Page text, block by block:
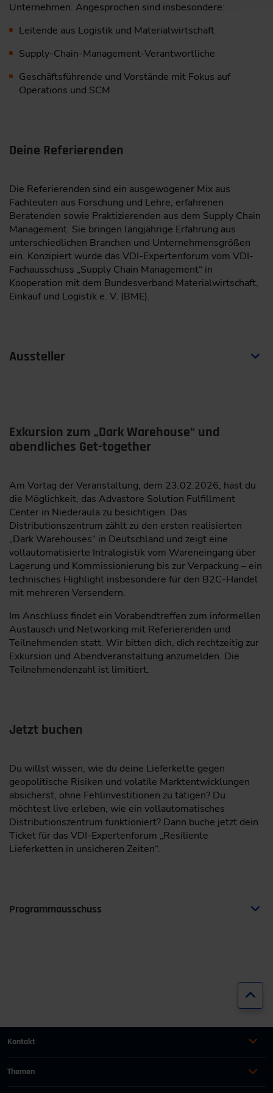
Unternehmen. Angesprochen sind insbesondere:
Leitende aus Logistik und Materialwirtschaft
Supply-Chain-Management-Verantwortliche
Geschäftsführende und Vorstände mit Fokus auf
Operations und SCM
Deine Referierenden
Die Referierenden sind ein ausgewogener Mix aus
Fachleuten aus Forschung und Lehre, erfahrenen
Beratenden sowie Praktizierenden aus dem Supply Chain
Management. Sie bringen langjährige Erfahrung aus
unterschiedlichen Branchen und Unternehmensgrößen
ein. Konzipiert wurde das VDI-Expertenforum vom VDI-
Fachausschuss „Supply Chain Management“ in
Kooperation mit dem Bundesverband Materialwirtschaft,
Einkauf und Logistik e. V. (BME).
Aussteller
Firmeneintrag im Ausstellerverzeichnis (print und online)
kann noch gebucht werden. Reserviere dir eine der
während der Veranstaltung.
Aussteller oder Sponsor werden!
Informationen anfordern
Exkursion zum „Dark Warehouse“ und
abendliches Get-together
Am Vortag der Veranstaltung, dem 23.02.2026, hast du
die Möglichkeit, das Advastore Solution Fulfillment
Center in Niederaula zu besichtigen. Das
Distributionszentrum zählt zu den ersten realisierten
„Dark Warehouses“ in Deutschland und zeigt eine
vollautomatisierte Intralogistik vom Wareneingang über
Lagerung und Kommissionierung bis zur Verpackung – ein
technisches Highlight insbesondere für den B2C-Handel
mit mehreren Versendern.
Im Anschluss findet ein Vorabendtreffen zum informellen
Austausch und Networking mit Referierenden und
Teilnehmenden statt. Wir bitten dich, dich rechtzeitig zur
Exkursion und Abendveranstaltung anzumelden. Die
Teilnehmendenzahl ist limitiert.
Jetzt buchen
Du willst wissen, wie du deine Lieferkette gegen
geopolitische Risiken und volatile Marktentwicklungen
absicherst, ohne Fehlinvestitionen zu tätigen? Du
möchtest live erleben, wie ein vollautomatisches
Distributionszentrum funktioniert? Dann buche jetzt dein
Ticket für das VDI-Expertenforum „Resiliente
Lieferketten in unsicheren Zeiten“.
Programmausschuss
Prof. Michael Huth
Kontakt
+49 (0)2116214-201
Themen